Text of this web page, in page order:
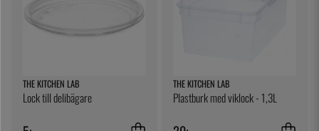
THE KITCHEN LAB
Lock till delibägare
THE KITCHEN LAB
Plastburk med viklock - 1,3L